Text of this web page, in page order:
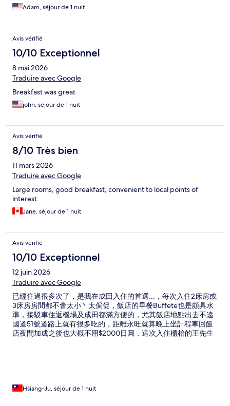
Adam, séjour de 1 nuit
Avis vérifié
10/10 Exceptionnel
8 mai 2026
Traduire avec Google
Breakfast was great
john, séjour de 1 nuit
Avis vérifié
8/10 Très bien
11 mars 2026
Traduire avec Google
Large rooms, good breakfast, convenient to local points of
interest.
Jane, séjour de 1 nuit
Avis vérifié
10/10 Exceptionnel
12 juin 2026
Traduire avec Google
已經住過很多次了，是我在成田入住的首選…，每次入住2床房或
3床房房間都不會太小丶太侷促，飯店的早餐Buffete也是頗具水
準，接駁車住返機場及成田都滿方便的，尤其飯店地點出去不遠
國道51號道路上就有很多吃的，距離永旺就算晚上坐計程車回飯
店夜間加成之後也大概不用$2000日圓，這次入住櫃枱的王先生
Hsiang-Ju, séjour de 1 nuit